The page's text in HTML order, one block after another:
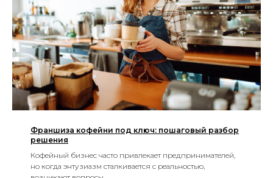
Франшиза кофейни под ключ: пошаговый разбор
решения
Кофейный бизнес часто привлекает предпринимателей,
но когда энтузиазм сталкивается с реальностью,